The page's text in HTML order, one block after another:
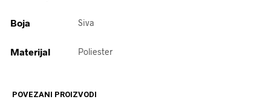
Boja Siva
Materijal Poliester
POVEZANI PROIZVODI